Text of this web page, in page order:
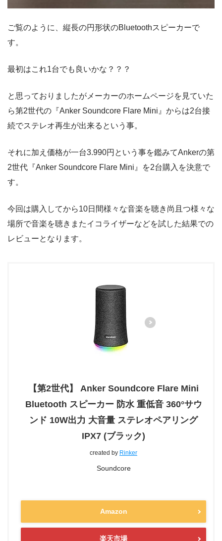
ご覧のように、縦長の円形状のBluetoothスピーカーで
す。
最初はこれ1台でも良いかな？？？
と思っておりましたがメーカーのホームページを見ていた
ら第2世代の『Anker Soundcore Flare Mini』からは2台接
続でステレオ再生が出来るという事。
それに加え価格が一台3.990円という事を鑑みてAnkerの第
2世代『Anker Soundcore Flare Mini』を2台購入を決意で
す。
今回は購入してから10日間様々な音楽を聴き尚且つ様々な
場所で音楽を聴きまたイコライザーなどを試した結果での
レビューとなります。
【第2世代】 Anker Soundcore Flare Mini
Bluetooth スピーカー 防水 重低音 360°サウ
ンド 10W出力 大音量 ステレオペアリング
IPX7 (ブラック)
created by Rinker
Soundcore
Amazon
楽天市場